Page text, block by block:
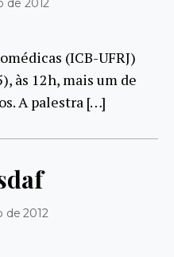
de 2012
(ICB-UFRJ)
às 12h, mais um de
A palestra […]
de 2012